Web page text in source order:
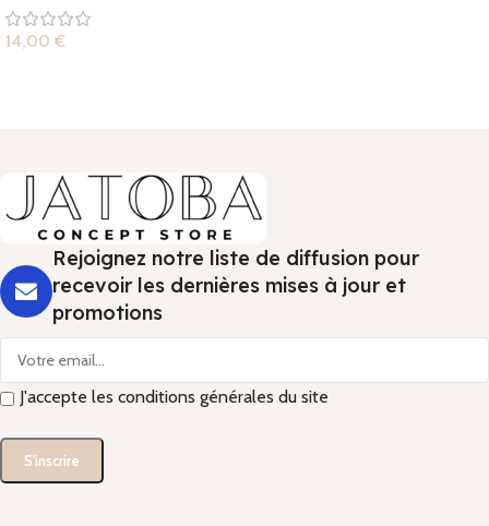
14,00 €
Rejoignez notre liste de diffusion pour
recevoir les dernières mises à jour et
promotions
J'accepte les conditions générales du site